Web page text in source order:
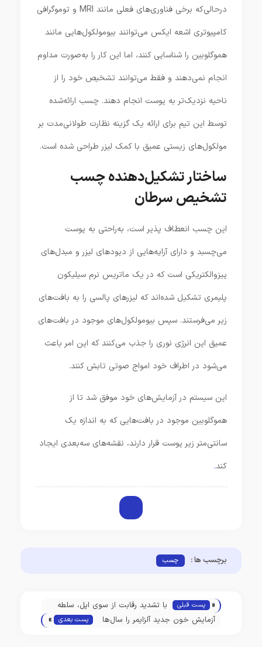
در‌حالی‌که برخی فناوری‌های فعلی مانند MRI و توموگرافی
کامپیوتری اشعه ایکس می‌توانند بیومولکول‌هایی مانند
هموگلوبین را شناسایی کنند، اما این کار را به‌صورت مداوم
انجام نمی‌دهند و فقط می‌توانند تشخیص خود را از
ناحیه نزدیک‌تر به پوست انجام دهند. چسب ارائه‌شده
توسط این تیم برای ارائه یک گزینه نظارت طولانی‌مدت بر
مولکول‌های زیستی عمیق با کمک لیزر طراحی شده است.
ساختار تشکیل‌دهنده چسب
تشخیص سرطان
این چسب انعطاف پذیر است، به‌راحتی به پوست
می‌چسبد و دارای آرایه‌هایی از دیودهای لیزر و مبدل‌های
پیزوالکتریکی است که در یک ماتریس نرم سیلیکون
پلیمری تشکیل شده‌اند که لیزرهای پالسی را به بافت‌های
زیر می‌فرستند. سپس بیومولکول‌های موجود در بافت‌های
عمیق این انرژی نوری را جذب می‌کنند که این امر باعث
می‌شود در اطراف خود امواج صوتی تابش کنند.
این سیستم در آزمایش‌های خود موفق شد تا از
هموگلوبین موجود در بافت‌هایی که به اندازه یک
سانتی‌متر زیر پوست قرار دارند، نقشه‌های سه‌بعدی ایجاد
کند.
برچسب ها : چسب
« پست قبلی
با تشدید رقابت از سوی اپل، سلطه
گوگل و فیسبوک بر صنعت تبلیغات
آزمایش خون جدید آلزایمر را سال‌ها
پست بعدی »